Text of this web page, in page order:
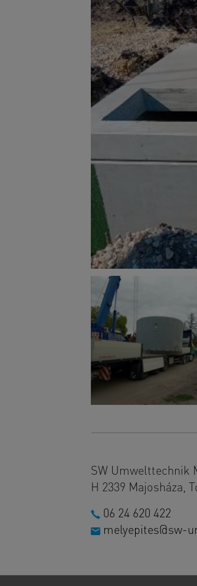
SW Umwelttechnik
H 2339 Majosháza,
06 24 620 422
melyepites@sw-